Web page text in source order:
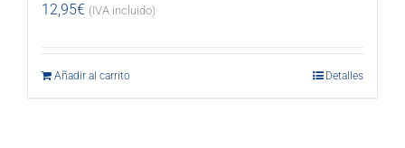
12,95€ (IVA incluido)
Añadir al carrito Detalles